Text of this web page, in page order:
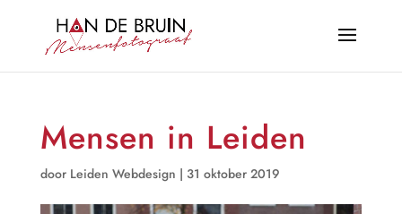
Mensen in Leiden
door Leiden Webdesign | 31 oktober 2019